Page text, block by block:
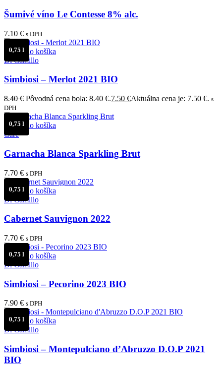
Šumivé víno Le Contesse 8% alc.
7.10 € s DPH
Pridať do košíka
Di Camillo
Simbiosi – Merlot 2021 BIO
8.40€ Pôvodná cena bola: 8.40 €.7.50 €Aktuálna cena je: 7.50 €. s
DPH
0,75 l
Pridať do košíka
Care
Garnacha Blanca Sparkling Brut
7.70 € s DPH
0,75 l
Pridať do košíka
Di Camillo
Cabernet Sauvignon 2022
7.70 € s DPH
0,75 l
Pridať do košíka
Di Camillo
Simbiosi – Pecorino 2023 BIO
7.90 € s DPH
0,75 l
Pridať do košíka
Di Camillo
Simbiosi – Montepulciano d’Abruzzo D.O.P 2021
BIO
0,75 l